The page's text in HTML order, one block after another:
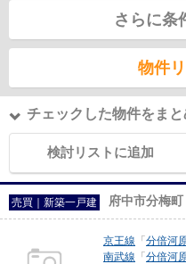
さらに条
物件
チェックした物件をまと
検討リストに追加
売買｜新築一戸建 府中市分梅
京王線 「 分倍河
南武線 「 分倍河